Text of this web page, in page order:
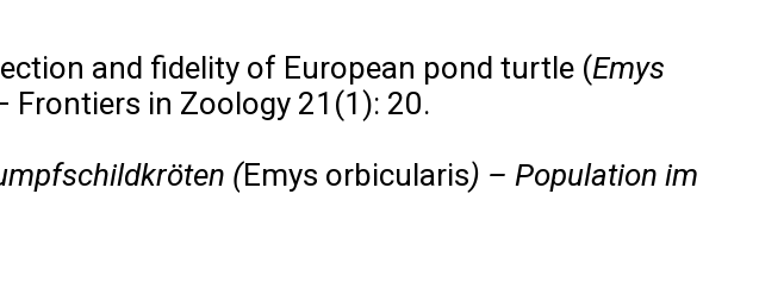
and fidelity of European pond turtle (Emys
Frontiers in Zoology 21(1): 20.
(Emys orbicularis) – Population im